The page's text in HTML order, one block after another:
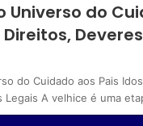
Universo do
Direitos,
do Cuidado aos Pais
Legais A velhice é uma